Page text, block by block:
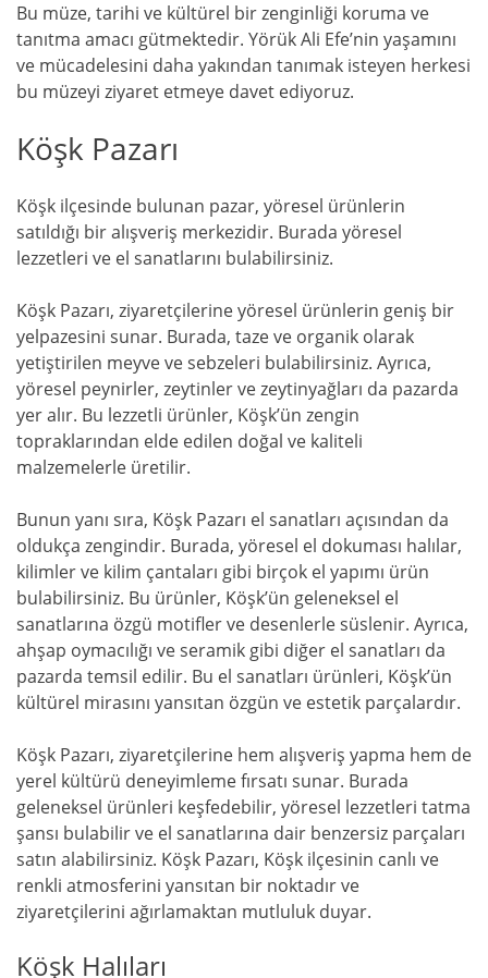
Bu müze, tarihi ve kültürel bir zenginliği koruma ve
tanıtma amacı gütmektedir. Yörük Ali Efe’nin yaşamını
ve mücadelesini daha yakından tanımak isteyen herkesi
bu müzeyi ziyaret etmeye davet ediyoruz.
Köşk Pazarı
Köşk ilçesinde bulunan pazar, yöresel ürünlerin
satıldığı bir alışveriş merkezidir. Burada yöresel
lezzetleri ve el sanatlarını bulabilirsiniz.
Köşk Pazarı, ziyaretçilerine yöresel ürünlerin geniş bir
yelpazesini sunar. Burada, taze ve organik olarak
yetiştirilen meyve ve sebzeleri bulabilirsiniz. Ayrıca,
yöresel peynirler, zeytinler ve zeytinyağları da pazarda
yer alır. Bu lezzetli ürünler, Köşk’ün zengin
topraklarından elde edilen doğal ve kaliteli
malzemelerle üretilir.
Bunun yanı sıra, Köşk Pazarı el sanatları açısından da
oldukça zengindir. Burada, yöresel el dokuması halılar,
kilimler ve kilim çantaları gibi birçok el yapımı ürün
bulabilirsiniz. Bu ürünler, Köşk’ün geleneksel el
sanatlarına özgü motifler ve desenlerle süslenir. Ayrıca,
ahşap oymacılığı ve seramik gibi diğer el sanatları da
pazarda temsil edilir. Bu el sanatları ürünleri, Köşk’ün
kültürel mirasını yansıtan özgün ve estetik parçalardır.
Köşk Pazarı, ziyaretçilerine hem alışveriş yapma hem de
yerel kültürü deneyimleme fırsatı sunar. Burada
geleneksel ürünleri keşfedebilir, yöresel lezzetleri tatma
şansı bulabilir ve el sanatlarına dair benzersiz parçaları
satın alabilirsiniz. Köşk Pazarı, Köşk ilçesinin canlı ve
renkli atmosferini yansıtan bir noktadır ve
ziyaretçilerini ağırlamaktan mutluluk duyar.
Köşk Halıları